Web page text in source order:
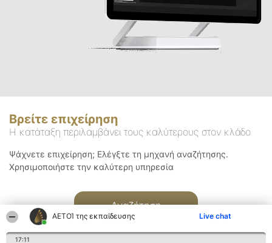
ΑΕΤΟΊ της εκπαίδευσης Live chat
17:11
Βρείτε επιχείρηση
Η κατάταξη περιλαμβάνει τους καλύτερους στον κλάδο
Ψάχνετε επιχείρηση; Ελέγξτε τη μηχανή αναζήτησης.
Χρησιμοποιήστε την καλύτερη υπηρεσία
Αναζήτηση